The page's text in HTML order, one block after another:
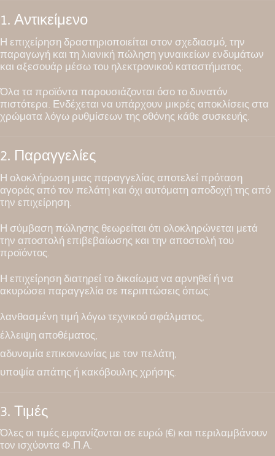
1. Αντικείμενο
Η επιχείρηση δραστηριοποιείται στον σχεδιασμό, την
παραγωγή και τη λιανική πώληση γυναικείων ενδυμάτων
και αξεσουάρ μέσω του ηλεκτρονικού καταστήματος.
Όλα τα προϊόντα παρουσιάζονται όσο το δυνατόν
πιστότερα. Ενδέχεται να υπάρχουν μικρές αποκλίσεις στα
χρώματα λόγω ρυθμίσεων της οθόνης κάθε συσκευής.
2. Παραγγελίες
Η ολοκλήρωση μιας παραγγελίας αποτελεί πρόταση
αγοράς από τον πελάτη και όχι αυτόματη αποδοχή της από
την επιχείρηση.
Η σύμβαση πώλησης θεωρείται ότι ολοκληρώνεται μετά
την αποστολή επιβεβαίωσης και την αποστολή του
προϊόντος.
Η επιχείρηση διατηρεί το δικαίωμα να αρνηθεί ή να
ακυρώσει παραγγελία σε περιπτώσεις όπως:
λανθασμένη τιμή λόγω τεχνικού σφάλματος,
έλλειψη αποθέματος,
αδυναμία επικοινωνίας με τον πελάτη,
υποψία απάτης ή κακόβουλης χρήσης.
3. Τιμές
Όλες οι τιμές εμφανίζονται σε ευρώ (€) και περιλαμβάνουν
τον ισχύοντα Φ.Π.Α.